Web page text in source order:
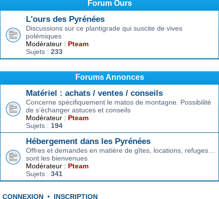
Forum Ours
L'ours des Pyrénées
Discussions sur ce plantigrade qui suscite de vives
polémiques
Modérateur : Pteam
Sujets : 233
Forums Annonces
Matériel : achats / ventes / conseils
Concerne spécifiquement le matos de montagne. Possibilité
de s’échanger astuces et conseils
Modérateur : Pteam
Sujets : 194
Hébergement dans les Pyrénées
Offres et demandes en matière de gîtes, locations, refuges…
sont les bienvenues
Modérateur : Pteam
Sujets : 341
CONNEXION • INSCRIPTION